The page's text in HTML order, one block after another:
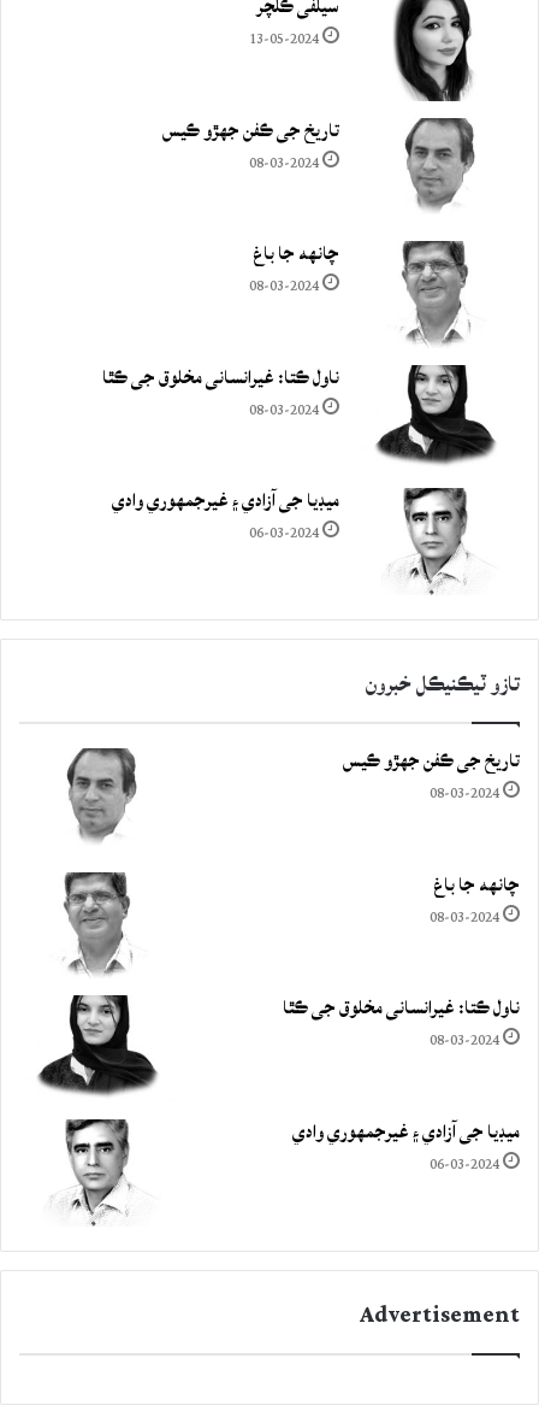
13-05-2024
تاريخ جي ڪفن جھڙو ڪيس
08-03-2024
چانهه جا باغ
08-03-2024
ناول ڪتا: غيرانساني مخلوق جي ڪٿا
08-03-2024
ميڊيا جي آزادي ۽ غيرجمھوري وادي
06-03-2024
تازو ٽيڪنيڪل خبرون
تاريخ جي ڪفن جھڙو ڪيس
08-03-2024
چانهه جا باغ
08-03-2024
ناول ڪتا: غيرانساني مخلوق جي ڪٿا
08-03-2024
ميڊيا جي آزادي ۽ غيرجمھوري وادي
06-03-2024
Advertisement